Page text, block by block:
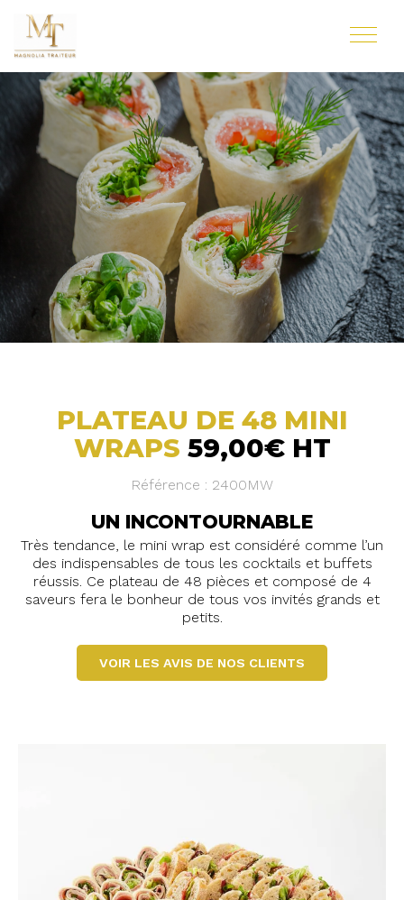
PLATEAU DE 48 MINI
WRAPS 59,00€ HT
Référence : 2400MW
UN INCONTOURNABLE
Très tendance, le mini wrap est considéré comme l’un
des indispensables de tous les cocktails et buffets
réussis. Ce plateau de 48 pièces et composé de 4
saveurs fera le bonheur de tous vos invités grands et
petits.
VOIR LES AVIS DE NOS CLIENTS